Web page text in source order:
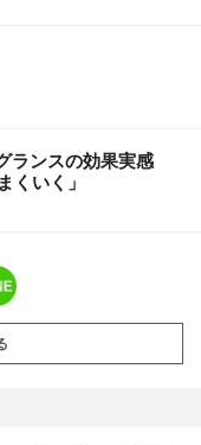
ランスの効果実感
くいく」